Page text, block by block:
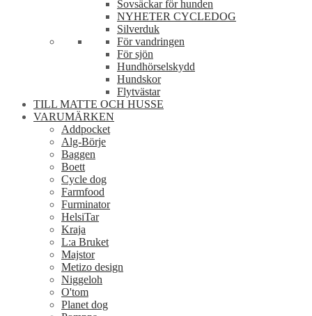
Sovsäckar för hunden
NYHETER CYCLEDOG
Silverduk
För vandringen
För sjön
Hundhörselskydd
Hundskor
Flytvästar
TILL MATTE OCH HUSSE
VARUMÄRKEN
Addpocket
Alg-Börje
Baggen
Boett
Cycle dog
Farmfood
Furminator
HelsiTar
Kraja
L:a Bruket
Majstor
Metizo design
Niggeloh
O'tom
Planet dog